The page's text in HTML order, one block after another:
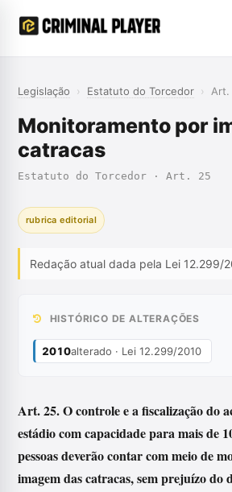
Legislação › Estatuto do Torcedor › Art.
Monitoramento por
catracas
Estatuto do Torcedor · Art. 25
rubrica editorial
Redação atual dada pela Lei 12.299/
HISTÓRICO DE ALTERAÇÕES
2010alterado · Lei 12.299/2010
Art. 25. O controle e a fiscalização do
estádio com capacidade para mais de
pessoas deverão contar com meio de
imagem das catracas, sem prejuízo do